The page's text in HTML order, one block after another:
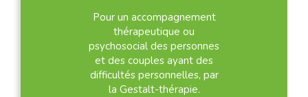
Pour un accompagnement
thérapeutique ou
psychosocial des personnes
et des couples ayant des
difficultés personnelles, par
la Gestalt-thérapie.